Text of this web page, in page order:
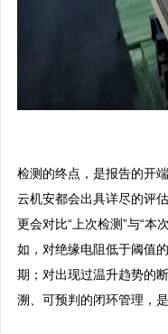
检测的终点，是报告的开
云机安都会出具详尽的评
更会对比“上次检测”与“本
如，对绝缘电阻低于阈值
期；对出现过温升趋势的
溯、可预判的闭环管理，